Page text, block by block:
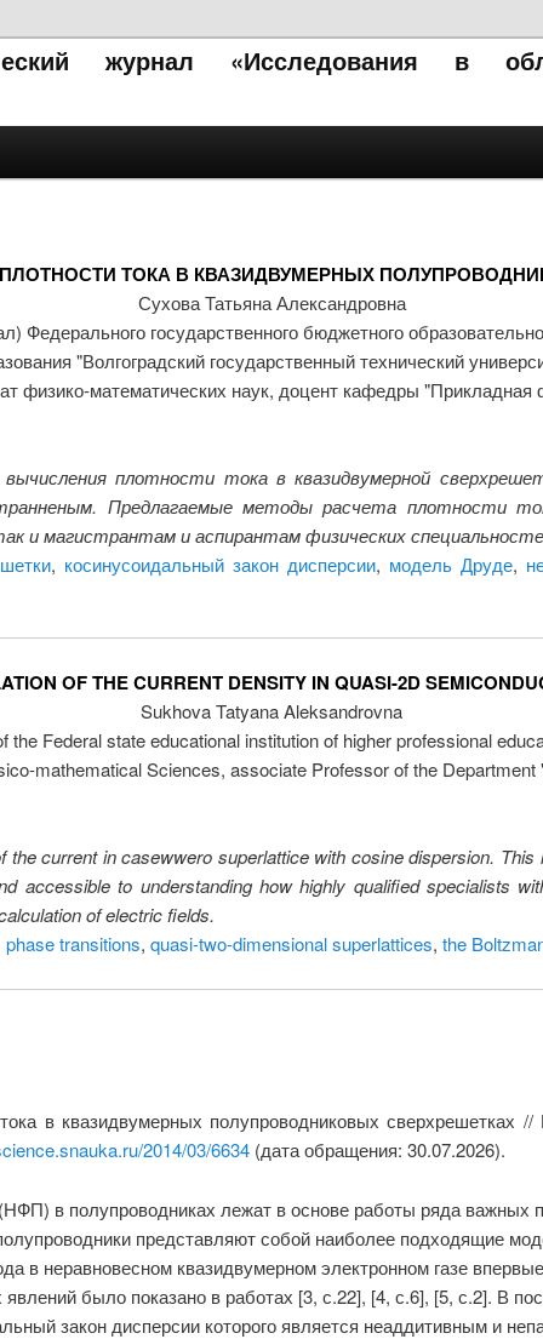
журнал «Исследования в
ТОКА В КВАЗИДВУМЕРНЫХ
Сухова Татьяна Александровна
Федерального государственного бюджетного
"Волгоградский государственный технический
физико-математических наук, доцент кафедры "Прикладная
плотности тока в квазидвумерной
Предлагаемые методы расчета плотности
и магистрантам и аспирантам физических
, косинусоидальный закон дисперсии, модель Друде,
OF THE CURRENT DENSITY IN QUASI-2D
Sukhova Tatyana Aleksandrovna
Federal state educational institution of higher professional
mathematical Sciences, associate Professor of the Department
current in casewwero superlattice with cosine dispersion.
accessible to understanding how highly qualified specialists
of electric fields.
transitions, quasi-two-dimensional superlattices, the
в квазидвумерных полупроводниковых сверхрешетках
2014/03/6634(дата обращения: 30.07.2026).
в полупроводниках лежат в основе работы ряда важных
представляют собой наиболее подходящие
в неравновесном квазидвумерном электронном газе
было показано в работах [3, с.22], [4, с.6], [5, с.2]. В
закон дисперсии которого является неаддитивным и